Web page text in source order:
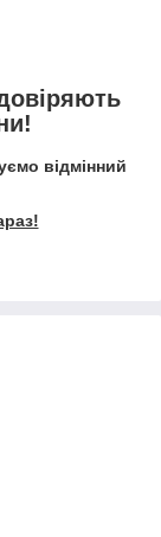
відмінний